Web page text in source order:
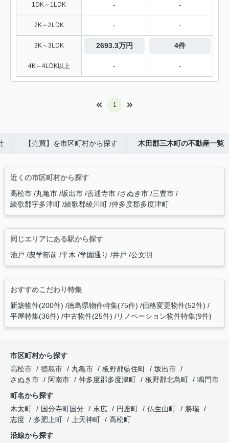
1DK～1LDK - -
2K～2LDK - -
3K～3LDK 2693.3万円 4件
4K～4LDK以上 - -
1
【売買】を市区町村から探す 木田郡三木町の不動産一覧
近くの市区町村から探す
高松市 丸亀市 坂出市 善通寺市 さぬき市 三豊市
綾歌郡宇多津町 綾歌郡綾川町 仲多度郡多度津町
同じエリアにある駅から探す
池戸 農学部前 平木 学園通り 井戸 公文明
おすすめこだわり特集
新築物件(200件) 徳島県物件特集(75件) 価格変更物件(52件)
平屋特集(36件) 中古物件(25件) リノベーション物件特集(9件)
市区町村から探す
高松市
徳島市 丸亀市 板野郡藍住町
坂出市
さぬき市
阿南市 仲多度郡多度津町 板野郡北島町
鳴門市
町名から探す
木太町
国分寺町国分 末広 円座町 仏生山町
勝瑞
志度
多肥上町 上天神町
高松町
沿線から探す